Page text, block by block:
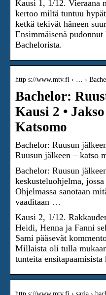
Kausi 1, 1/12. Vieraana
kertoo miltä tuntuu
ketkä tekivät häneen
Ensimmäisenä
Bachelorista.
http s://www.mtv.fi › … ›
Bachelor:
Kausi 2 •
Katsomo
Bachelor: Ruusun
Ruusun jälkeen – katso
Bachelor: Ruusun
keskusteluohjelma,
Ohjelmassa sanotaan
vaaditaan …
Kausi 2, 1/12.
Heidi, Henna ja Fanni
Sami pääsevät
Millaista oli tulla
tunteita ensitapaamisista